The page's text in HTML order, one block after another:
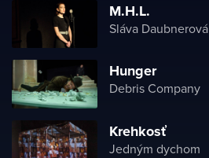
M.H.L.
Sláva Daubnerová
Hunger
Debris Company
Krehkosť
Jedným dychom